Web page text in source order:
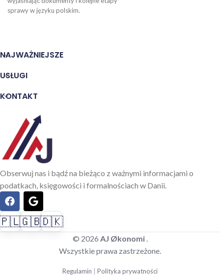
sprawy w języku polskim.
NAJWAŻNIEJSZE
USŁUGI
KONTAKT
Obserwuj nas i bądź na bieżąco z ważnymi informacjami o
podatkach, księgowości i formalnościach w Danii.
🇬🇧🇩🇰
© 2026 AJ Økonomi .
Wszystkie prawa zastrzeżone.
Regulamin Polityka prywatności